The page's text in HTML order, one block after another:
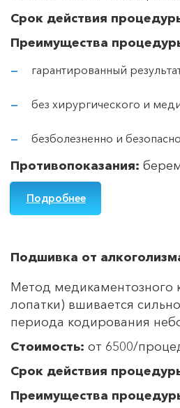
Срок действия
Преимущества
гарантированный
без хирургического и
безболезненно и безопасно
Противопоказания:
Подробнее
Подшивка от
Метод медикаментозного
лопатки) вшивается
периода кодирования
Стоимость: от 6500/
Срок действия
Преимущества